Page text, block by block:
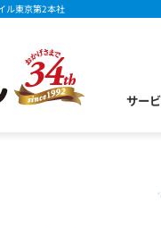
ル東京第2本社
サー